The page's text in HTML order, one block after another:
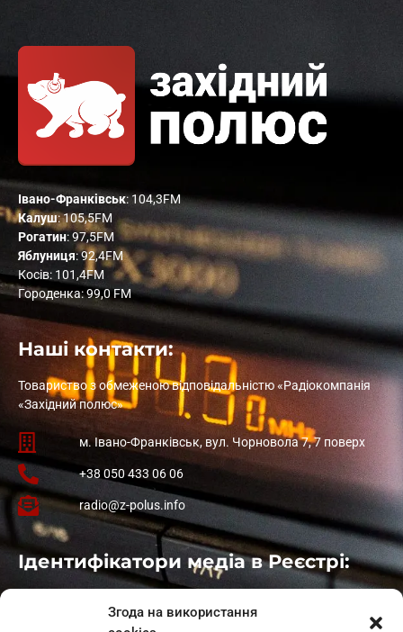
Згода на використання
Івано-Франківськ: 104,3FM
Калуш: 105,5FM
Рогатин: 97,5FM
Яблуниця: 92,4FM
Косів: 101,4FM
Городенка: 99,0 FM
Наші контакти:
Товариство з обмеженою відповідальністю «Радіокомпанія
«Західний полюс»
м. Івано-Франківськ, вул. Чорновола 7, 7 поверх
+38 050 433 06 06
radio@z-polus.info
Ідентифікатори медіа в Реєстрі:
: L11-01410